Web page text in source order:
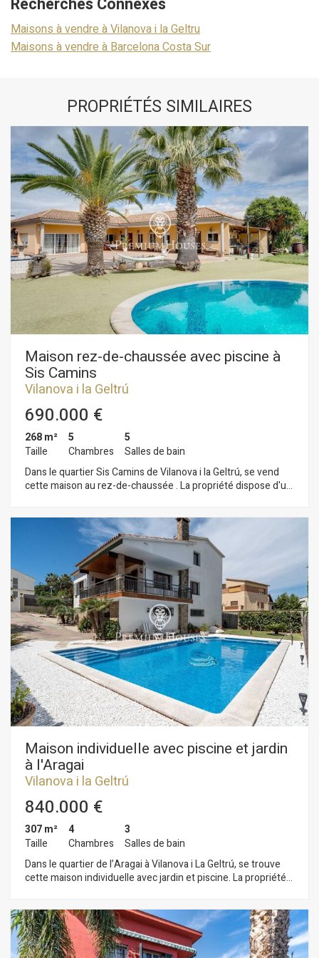
Maisons à vendre à Vilanova i la Geltru
Maisons à vendre à Barcelona Costa Sur
PROPRIÉTÉS SIMILAIRES
Maison rez-de-chaussée avec piscine à
Sis Camins
Vilanova i la Geltrú
690.000 €
268 m²
Taille
5
Chambres
5
Salles de bain
Dans le quartier Sis Camins de Vilanova i la Geltrú, se vend
cette maison au rez-de-chaussée . La propriété dispose d'un
jour se compose d'un salon-salle à manger avec accès au
jardin. Il a une grande taille et une piscine. Depuis le salon,
nous accédons à une grande cuisine avec espace buanderie.
L'espace jour est complété par une salle de jeux, un bureau et
deux salles de bain complètes. La partie nuit est composée
d'une chambre type suite avec dressing. De plus, à cet étage,
nous trouvons deux appartements indépendants avec un
salon, une cuisine, 2 chambres doubles et une salle de bain
complète. La propriété dispose d'un trou pour un ascenseur
qui donnerait accès de la maison au sous-sol où se trouve un
grand garage avec une salle de bain et un espace de
rangement. Le quartier Sis Camins de Vilanova i la Geltrú
bénéficie d'un bon emplacement par rapport aux bus, aux
écoles et aux zones réservées aux enfants.
Maison individuelle avec piscine et jardin
à l'Aragai
Vilanova i la Geltrú
840.000 €
307 m²
Taille
4
Chambres
3
Salles de bain
Dans le quartier de l’Aragai à Vilanova i La Geltrú, se trouve
cette maison individuelle avec jardin et piscine. La propriété
après un grand hall d’entrée, nous accédons à la pièce de vie
comprenant un salon-salle à manger, doté de grandes
fenêtres et donnant sur une terrasse surplombant la piscine.